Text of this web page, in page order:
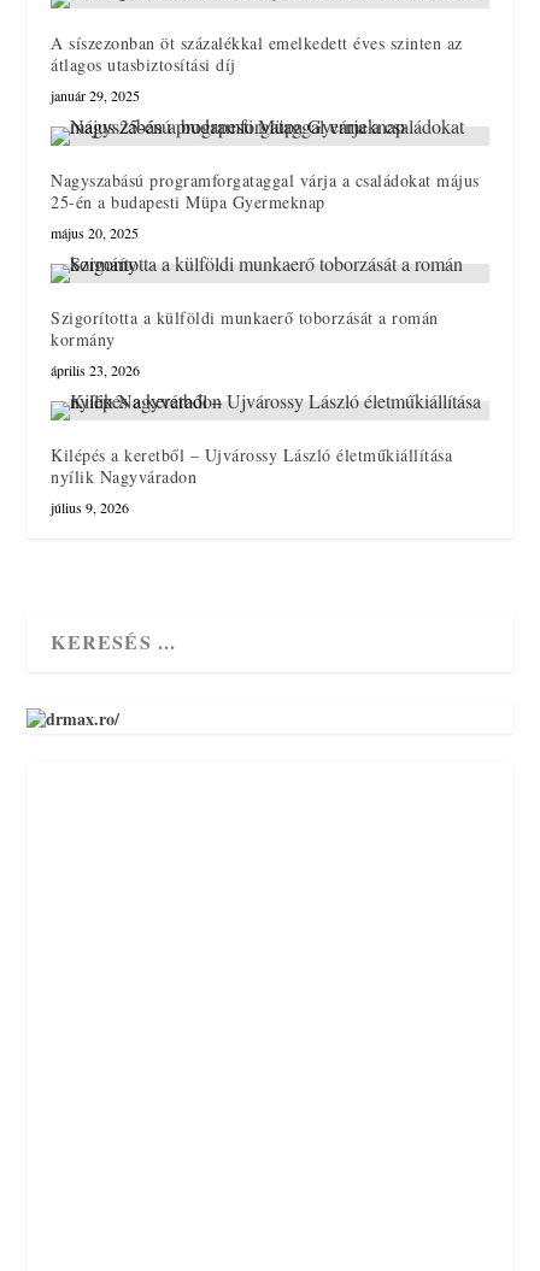
A síszezonban öt százalékkal emelkedett éves szinten az
átlagos utasbiztosítási díj
január 29, 2025
Nagyszabású programforgataggal várja a családokat május
25-én a budapesti Müpa Gyermeknap
május 20, 2025
Szigorította a külföldi munkaerő toborzását a román
kormány
április 23, 2026
Kilépés a keretből – Ujvárossy László életműkiállítása
nyílik Nagyváradon
július 9, 2026